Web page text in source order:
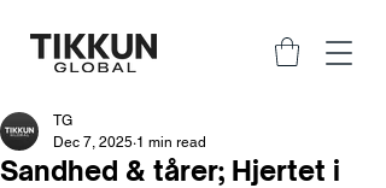
Sandhed & tårer; Hjertet i
TG
Dec 7, 2025 1 min read